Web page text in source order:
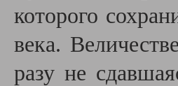
которого
века.
разу не